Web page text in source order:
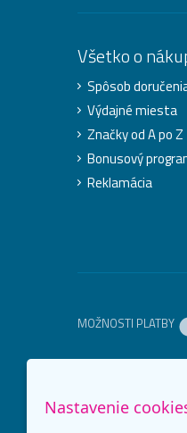
Všetko o
Spôsob
Výdajné miesta
Značky od A po Z
Bonusový
Reklamácia
MOŽNOSTI PLATBY
Nastavenie